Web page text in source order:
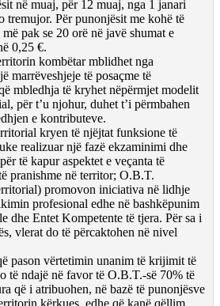
në muaj, për 12 muaj, nga 1 janari
tremujor. Për punonjësit me kohë të
pak se 20 orë në javë shumat e
0,25 €.
kombëtar mblidhet nga
marrëveshjeje të posaçme të
mbledhja të kryhet nëpërmjet modelit
për t’u njohur, duhet t’i përmbahen
e kontributeve.
kryen të njëjtat funksione të
realizuar një fazë ekzaminimi dhe
të kapur aspektet e veçanta të
pranishme në territor; O.B.T.
promovon iniciativa në lidhje
profesional edhe në bashkëpunim
dhe Entet Kompetente të tjera. Për sa i
vlerat do të përcaktohen në nivel
pason vërtetimin unanim të krijimit të
të ndajë në favor të O.B.T.-së 70% të
që i atribuohen, në bazë të punonjësve
kërkues, edhe që kanë qëllim